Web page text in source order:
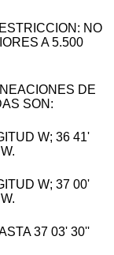
NO
A 5.500
DE
SON:
W; 36 41'
W; 37 00'
37 03' 30''